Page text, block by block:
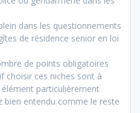
dans les questionnements
de résidence senior en loi
de points obligatoires
choisir ces niches sont à
élément particulièrement
bien entendu comme le reste